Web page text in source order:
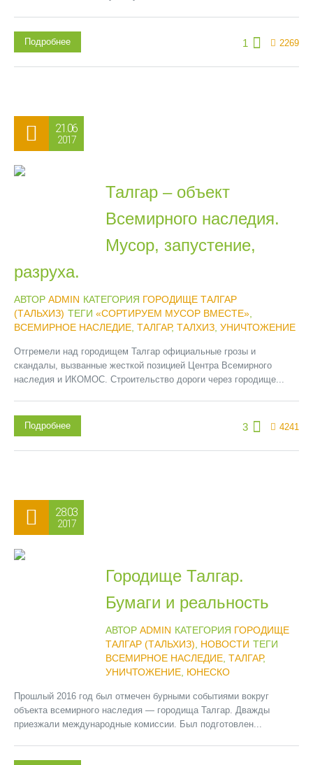
1 2269
Подробнее
21.06
2017
Талгар – объект
Всемирного наследия.
Мусор, запустение,
разруха.
АВТОР ADMIN КАТЕГОРИЯ ГОРОДИЩЕ ТАЛГАР
(ТАЛЬХИЗ) ТЕГИ «СОРТИРУЕМ МУСОР ВМЕСТЕ»
ВСЕМИРНОЕ НАСЛЕДИЕ ТАЛГАР, ТАЛХИЗ УНИЧТОЖЕНИЕ
Отгремели над городищем Талгар официальные грозы и
скандалы, вызванные жесткой позицией Центра Всемирного
наследия и ИКОМОС. Строительство дороги через городище...
3 4241
Подробнее
28.03
2017
Городище Талгар.
Бумаги и реальность
АВТОР ADMIN КАТЕГОРИЯ ГОРОДИЩЕ
ТАЛГАР (ТАЛЬХИЗ)
НОВОСТИ ТЕГИ
ВСЕМИРНОЕ НАСЛЕДИЕ, ТАЛГАР,
УНИЧТОЖЕНИЕ, ЮНЕСКО
Прошлый 2016 год был отмечен бурными событиями вокруг
объекта всемирного наследия — городища Талгар. Дважды
приезжали международные комиссии. Был подготовлен...